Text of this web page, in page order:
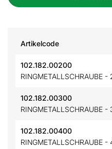
Artikelcode
102.182.00200
RINGMETALLSCHRAUBE -
102.182.00300
RINGMETALLSCHRAUBE -
102.182.00400
RINGMETALLSCHRAUBE